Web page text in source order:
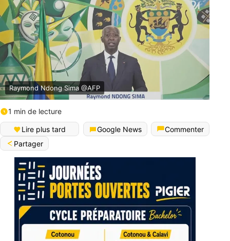
Raymond Ndong Sima @AFP
1 min de lecture
Lire plus tard Google News
Commenter
Partager